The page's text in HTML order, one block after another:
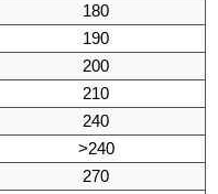
180
190
200
210
240
>240
270